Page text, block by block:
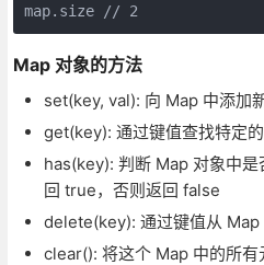
map.size // 2
Map 对象的方法
set(key, val): 向 Map 中添加
get(key): 通过键值查找特定
has(key): 判断 Map 对象中
回 true，否则返回 false
delete(key): 通过键值从 Map
clear(): 将这个 Map 中的所有